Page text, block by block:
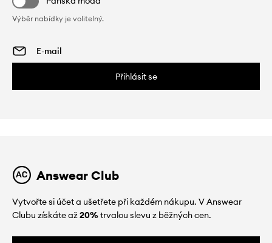
Výběr nabídky je volitelný.
Přihlásit se
Answear Club
Vytvořte si účet a ušetřete při každém nákupu. V Answear
Clubu získáte až20%trvalou slevu z běžných cen.